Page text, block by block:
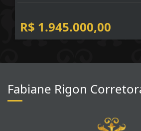
3
R$ 1.945.000,00